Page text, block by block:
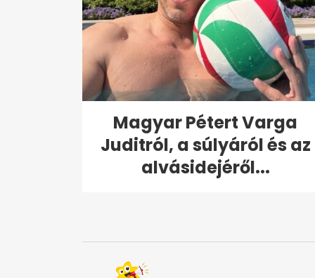
Magyar Pétert Varga
Juditról, a súlyáról és az
alvásidejéről...